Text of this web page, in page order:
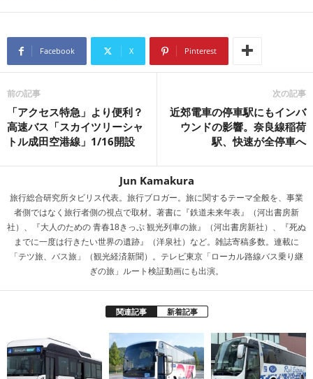
at
e
n
a
ixi hr
e
d
有
Facebook X Pinterest
前の記事
「アクセス特急」より便利？
高速バス「スカイツリーシャ
トル成田空港線」1/16開設
次の記事
近郊電車の停車駅にもインバ
ウンドの影響。奈良線稲荷
駅、快速が全停車へ
Jun Kamakura
旅行総合研究所タビリス代表。旅行ブロガー。旅に関するテーマ全般を、事業
者側ではなく旅行者側の視点で取材。著書に『鉄道未来年表』（河出書房新
社）、『大人のための 青春18きっぷ 観光列車の旅』（河出書房新社）、『死ぬ
までに一度は行きたい世界の遺跡』（洋泉社）など。雑誌寄稿多数。連載に
「テツ旅、バス旅」（観光経済新聞）。テレビ東京「ローカル路線バス乗り継
ぎの旅」ルート検証動画にも出演。
関連記事 新着記事